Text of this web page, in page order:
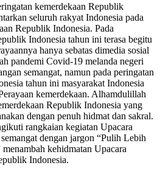
kemerdekaan Republik
seluruh rakyat Indonesia pada
Republik Indonesia. Pada
Indonesia tahun ini terasa begitu
hanya sebatas dimedia sosial
pandemi Covid-19 melanda negeri
semangat, namun pada peringatan
tahun ini masyarakat Indonesia
kemerdekaan. Alhamdulillah
Republik Indonesia yang
dengan penuh hidmat dan sakral.
rangkaian kegiatan Upacara
dengan jargon “Pulih Lebih
kehidmatan Upacara
Indonesia.